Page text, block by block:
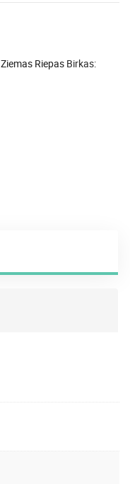
Ziemas Riepas Birkas: